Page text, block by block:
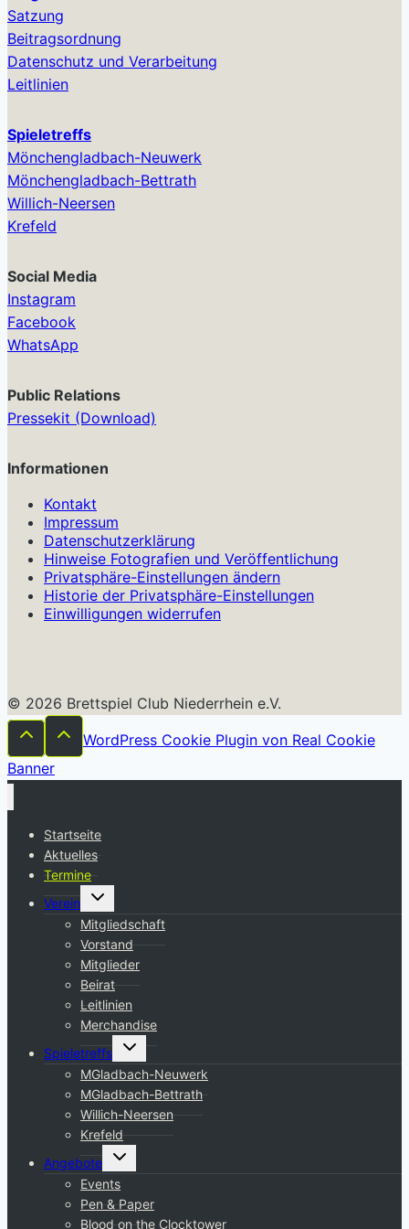
Satzung
Beitragsordnung
Datenschutz und Verarbeitung
Leitlinien
Spieletreffs
Mönchengladbach-Neuwerk
Mönchengladbach-Bettrath
Willich-Neersen
Krefeld
Social Media
Instagram
Facebook
WhatsApp
Public Relations
Pressekit (Download)
Informationen
Kontakt
Impressum
Datenschutzerklärung
Hinweise Fotografien und Veröffentlichung
Privatsphäre-Einstellungen ändern
Historie der Privatsphäre-Einstellungen
Einwilligungen widerrufen
© 2026 Brettspiel Club Niederrhein e.V.
WordPress Cookie Plugin von Real Cookie
Banner
Startseite
Aktuelles
Termine
Verein
Untermenü
Mitgliedschaft
Vorstand
Mitglieder
Beirat
Leitlinien
Merchandise
Spieletreffs
Untermenü
MGladbach-Neuwerk
MGladbach-Bettrath
Willich-Neersen
Krefeld
Angebote
Untermenü
Events
Pen & Paper
Blood on the Clocktower